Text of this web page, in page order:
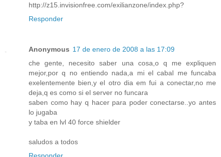
http://z15.invisionfree.com/exilianzone/index.php?
Responder
Anonymous 17 de enero de 2008 a las 17:09
che gente, necesito saber una cosa,o q me expliquen
mejor,por q no entiendo nada,a mi el cabal me funcaba
exelentemente bien,y el otro dia em fui a conectar,no me
deja,q es como si el server no funcara
saben como hay q hacer para poder conectarse..yo antes
lo jugaba
y taba en lvl 40 force shielder
saludos a todos
Responder